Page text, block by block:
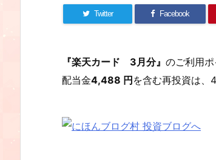
Twitter Facebook
『楽天カード 3月分』 のご利用ポ
配当金4,488 円 を含む再投資は、